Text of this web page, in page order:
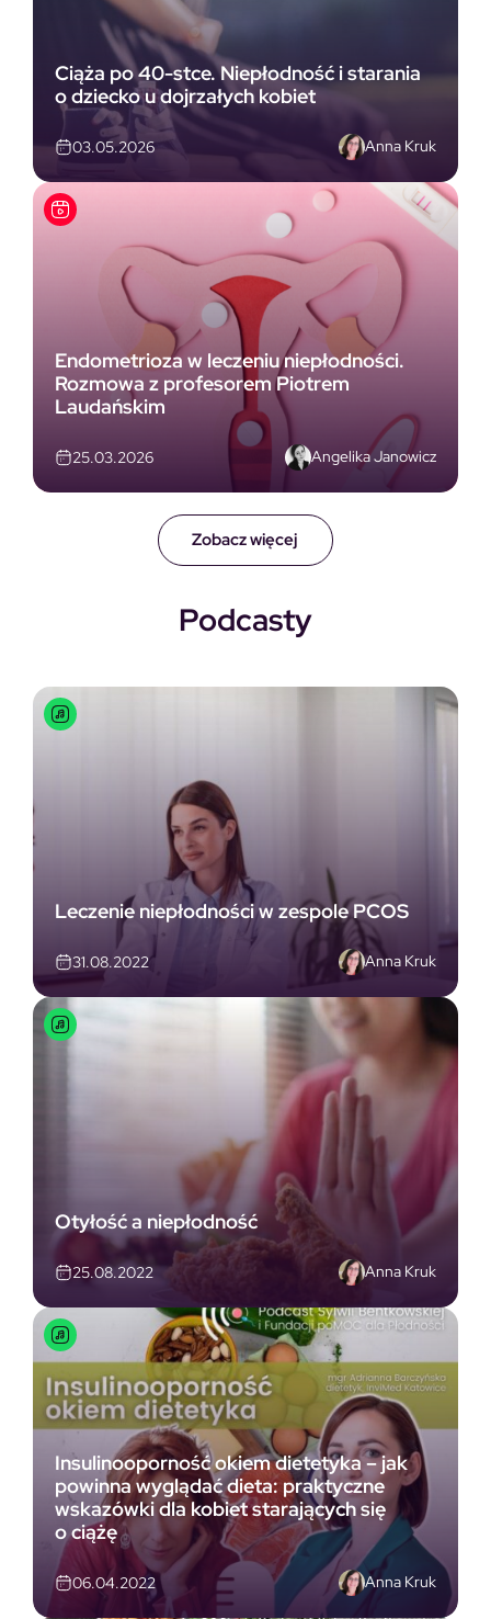
Zobacz więcej
Ciąża po 40-stce. Niepłodność i starania
o dziecko u dojrzałych kobiet
03.05.2026 Anna Kruk
Endometrioza w leczeniu niepłodności.
Rozmowa z profesorem Piotrem
Laudańskim
25.03.2026 Angelika Janowicz
Podcasty
Leczenie niepłodności w zespole PCOS
31.08.2022 Anna Kruk
Otyłość a niepłodność
25.08.2022 Anna Kruk
Insulinooporność okiem dietetyka – jak
powinna wyglądać dieta: praktyczne
wskazówki dla kobiet starających się
o ciążę
06.04.2022 Anna Kruk